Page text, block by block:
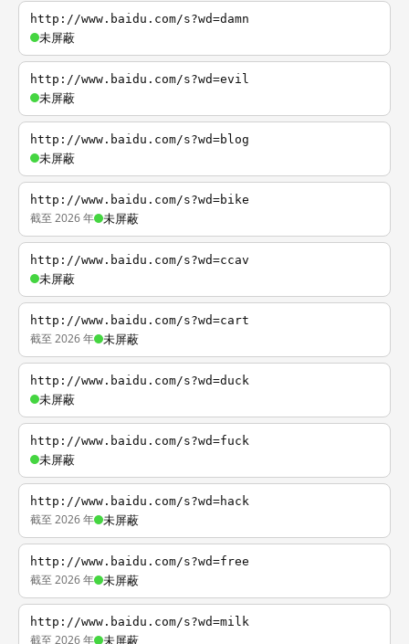
http://www.baidu.com/s?wd=damn
未屏蔽
http://www.baidu.com/s?wd=evil
未屏蔽
http://www.baidu.com/s?wd=blog
未屏蔽
http://www.baidu.com/s?wd=bike
截至 2026 年 未屏蔽
http://www.baidu.com/s?wd=ccav
未屏蔽
http://www.baidu.com/s?wd=cart
截至 2026 年 未屏蔽
http://www.baidu.com/s?wd=duck
未屏蔽
http://www.baidu.com/s?wd=fuck
未屏蔽
http://www.baidu.com/s?wd=hack
截至 2026 年 未屏蔽
http://www.baidu.com/s?wd=free
截至 2026 年 未屏蔽
http://www.baidu.com/s?wd=milk
截至 2026 年 未屏蔽